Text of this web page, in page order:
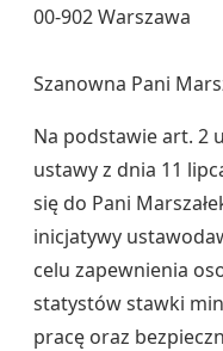
00-902 Warszawa
Szanowna Pani
Na podstawie art. 2
ustawy z dnia 11
się do Pani
inicjatywy
celu zapewnienia
statystów stawki
pracę oraz